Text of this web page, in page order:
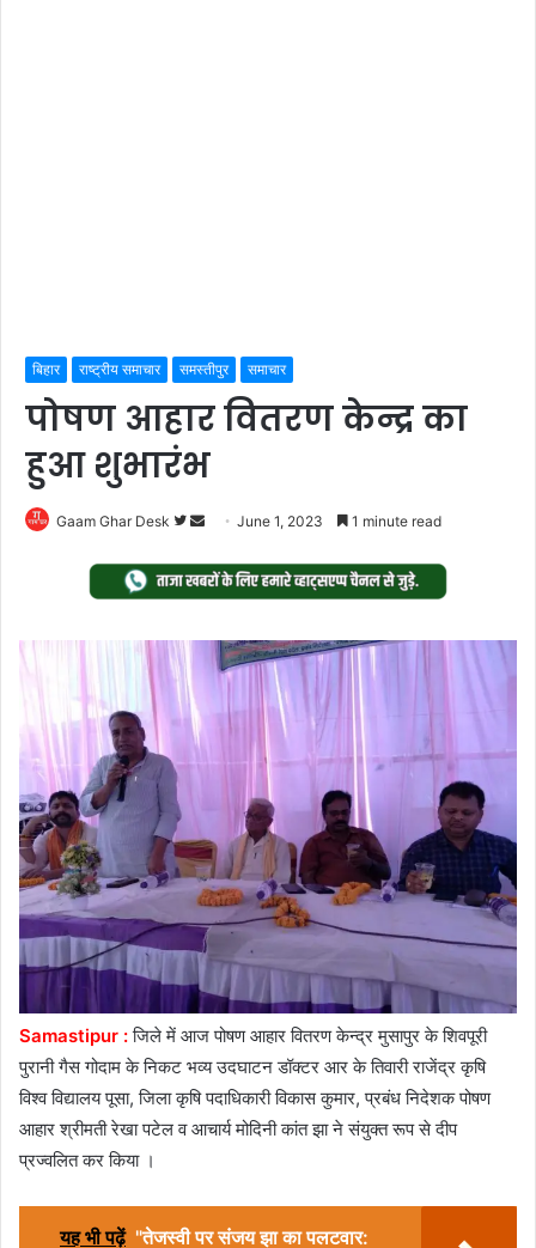
बिहार राष्ट्रीय समाचार समस्तीपुर समाचार
पोषण आहार वितरण केन्द्र का
हुआ शुभारंभ
Gaam Ghar Desk
Follow
Twitter
Send
email
June 1, 2023 1 minute read
Samastipur :जिले में आज पोषण आहार वितरण केन्द्र मुसापुर के शिवपूरी
पुरानी गैस गोदाम के निकट भव्य उदघाटन डॉक्टर आर के तिवारी राजेंद्र कृषि
विश्व विद्यालय पूसा, जिला कृषि पदाधिकारी विकास कुमार, प्रबंध निदेशक पोषण
आहार श्रीमती रेखा पटेल व आचार्य मोदिनी कांत झा ने संयुक्त रूप से दीप
प्रज्वलित कर किया ।
यह भी पढ़ें "तेजस्वी पर संजय झा का पलटवार: